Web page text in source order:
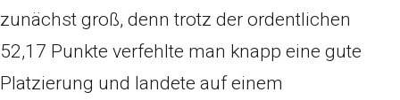
zunächst groß, denn trotz der ordentlichen
52,17 Punkte verfehlte man knapp eine gute
Platzierung und landete auf einem